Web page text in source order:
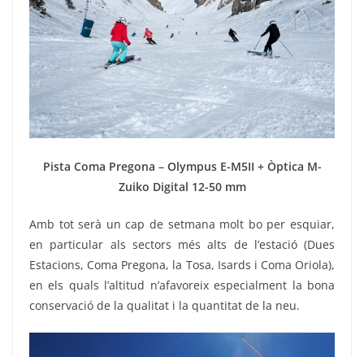
Pista Coma Pregona – Olympus E-M5II + Òptica M-
Zuiko Digital 12-50 mm
Amb tot serà un cap de setmana molt bo per esquiar,
en particular als sectors més alts de l’estació (Dues
Estacions, Coma Pregona, la Tosa, Isards i Coma Oriola),
en els quals l’altitud n’afavoreix especialment la bona
conservació de la qualitat i la quantitat de la neu.